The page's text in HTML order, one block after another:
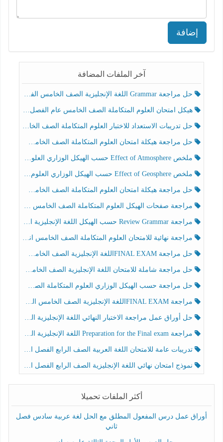
إضافة
آخر الملفات المضافة
حل مراجعة Grammar اللغة الإنجليزية الصف الخامس الفصل الثالث
هيكل امتحان العلوم المتكاملة الصف الخامس عام الفصل الدراسي الثالث 2025-2026
حل تدريبات الاستعداد للاختبار العلوم المتكاملة الصف الخامس عام الفصل الثالث
حل مراجعة هيكلة امتحان العلوم المتكاملة الصف الخامس انسبير الفصل الثالث
ملخص Effect of Atmosphere حسب الهيكل الوزاري العلوم المتكاملة الصف الخامس انسبير الفصل الثالث
ملخص Effect of Geosphere حسب الهيكل الوزاري العلوم المتكاملة الصف الخامس انسبير الفصل الثالث
حل مراجعة هيكلة امتحان العلوم المتكاملة الصف الخامس عام الفصل الثالث
مراجعة صفحات الهيكل العلوم المتكاملة الصف الخامس انسبير الفصل الثالث
مراجعة Review Grammar حسب الهيكل اللغة الإنجليزية الصف الخامس الفصل الثالث
مراجعة نهائية للامتحان العلوم المتكاملة الصف الخامس انسبير الفصل الثالث
حل مراجعة FINAL EXAMاللغة الإنجليزية الصف الخامس الفصل الثالث
حل مراجعة شاملة للامتحان اللغة الإنجليزية الصف الخامس الفصل الثالث
حل مراجعة حسب الهيكل الوزاري العلوم المتكاملة الصف الخامس عام الفصل الثالث
مراجعة FINAL EXAMاللغة الإنجليزية الصف الخامس الفصل الثالث
حل أوراق عمل مراجعة الاختبار النهائي اللغة الإنجليزية الصف الرابع الفصل الثالث
مراجعة Preparation for the Final exam اللغة الإنجليزية الصف الرابع الفصل الثالث
تدريبات عامة للامتحان اللغة العربية الصف الرابع الفصل الثالث
نموذج امتحان نهائي اللغة الإنجليزية الصف الرابع الفصل الثالث
أكثر الملفات تحميلا
أوراق عمل درس المفعول المطلق مع الحل لغة عربية سادس فصل
ثاني